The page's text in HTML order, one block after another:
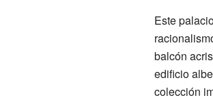
Este
balcón
edificio
colección